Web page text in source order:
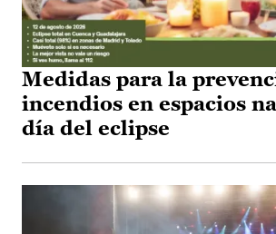
Medidas para la
incendios en espacios
día del eclipse